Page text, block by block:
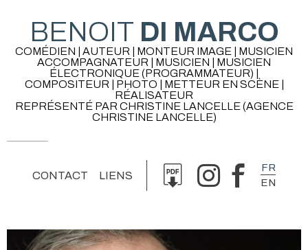
BENOIT DI MARCO
COMÉDIEN | AUTEUR | MONTEUR IMAGE | MUSICIEN
ACCOMPAGNATEUR | MUSICIEN | MUSICIEN
ÉLECTRONIQUE (PROGRAMMATEUR) |
COMPOSITEUR | PHOTO | METTEUR EN SCÈNE |
RÉALISATEUR
REPRÉSENTÉ PAR CHRISTINE LANCELLE (AGENCE
CHRISTINE LANCELLE)
CONTACT LIENS
FR
EN